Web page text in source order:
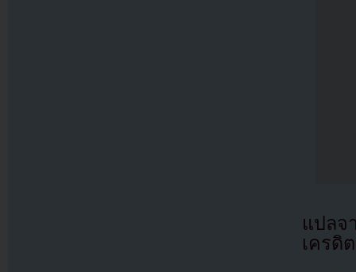
แปล
เครดิ